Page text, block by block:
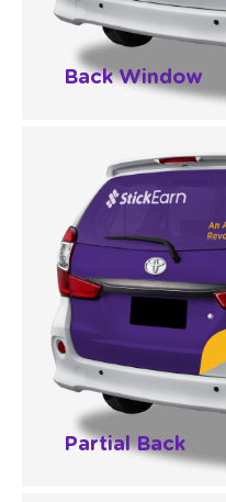
Back Window
Partial Back